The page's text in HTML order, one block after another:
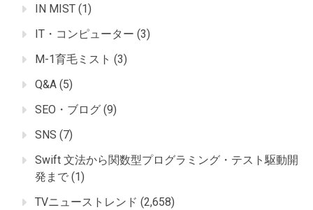
IN MIST (1)
IT・コンピューター (3)
M-1育毛ミスト (3)
Q&A (5)
SEO・ブログ (9)
SNS (7)
Swift 文法から関数型プログラミング・テスト駆動開
発まで (1)
TVニューストレンド (2,658)